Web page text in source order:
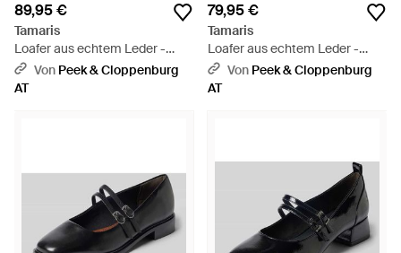
89,95 €
Tamaris
Loafer aus echtem Leder -
Braun
Von Peek & Cloppenburg
AT
79,95 €
Tamaris
Loafer aus echtem Leder -
Schwarz
Von Peek & Cloppenburg
AT